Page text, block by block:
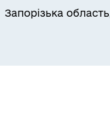
Запорізька